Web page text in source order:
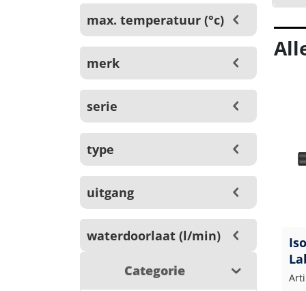
max. temperatuur (°c)
merk
serie
type
uitgang
waterdoorlaat (l/min)
Categorie